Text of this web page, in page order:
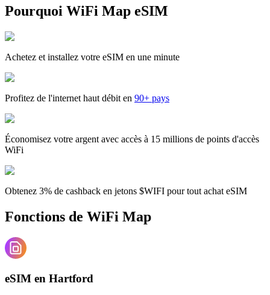
Pourquoi WiFi Map eSIM
Achetez et installez votre eSIM en une minute
Profitez de l'internet haut débit en 90+ pays
Économisez votre argent avec accès à 15 millions de points d'accès
WiFi
Obtenez 3% de cashback en jetons $WIFI pour tout achat eSIM
Fonctions de WiFi Map
eSIM en Hartford